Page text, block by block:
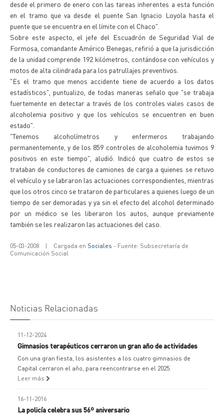
desde el primero de enero con las tareas inherentes a esta función
en el tramo que va desde el puente San Ignacio Loyola hasta el
puente que se encuentra en el límite con el Chaco".
Sobre este aspecto, el jefe del Escuadrón de Seguridad Vial de
Formosa, comandante Américo Benegas, refirió a que la jurisdicción
de la unidad comprende 192 kilómetros, contándose con vehículos y
motos de alta cilindrada para los patrullajes preventivos.
"Es el tramo que menos accidente tiene de acuerdo a los datos
estadísticos", puntualizo, de todas maneras señalo que "se trabaja
fuertemente en detectar a través de los controles viales casos de
alcoholemia positivo y que los vehículos se encuentren en buen
estado".
"Tenemos alcoholímetros y enfermeros trabajando
permanentemente, y de los 859 controles de alcoholemia tuvimos 9
positivos en este tiempo", aludió. Indicó que cuatro de estos se
trataban de conductores de camiones de carga a quienes se retuvo
el vehículo y se labraron las actuaciones correspondientes, mientras
que los otros cinco se trataron de particulares a quienes luego de un
tiempo de ser demoradas y ya sin el efecto del alcohol determinado
por un médico se les liberaron los autos, aunque previamente
también se les realizaron las actuaciones del caso.
05-03-2008 | Cargada en Sociales - Fuente: Subsecretaría de
Comunicación Social
Noticias Relacionadas
11-12-2024
Gimnasios terapéuticos cerraron un gran año de actividades
Con una gran fiesta, los asistentes a los cuatro gimnasios de
Capital cerraron el año, para reencontrarse en el 2025.
Leer más
16-11-2016
La policía celebra sus 56º aniversario